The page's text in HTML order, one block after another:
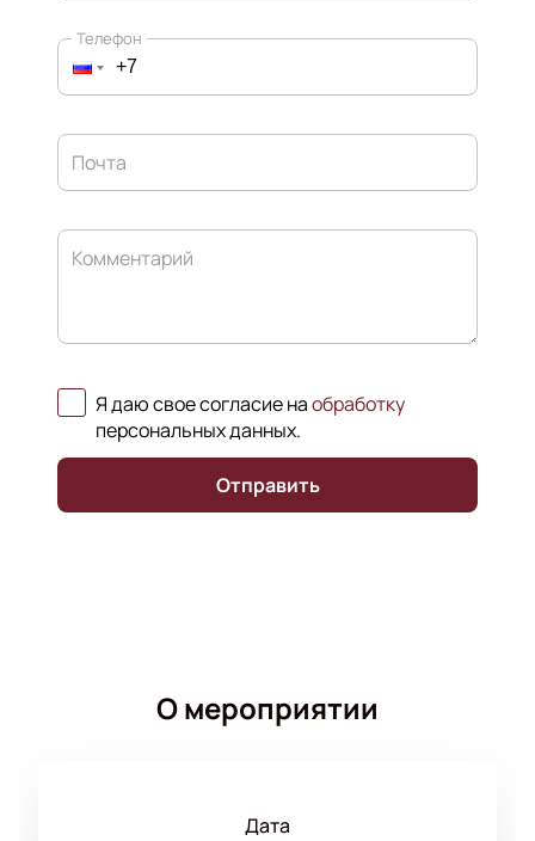
Телефон
Почта
Комментарий
Я даю свое согласие наобработку
персональных данных.
Отправить
О мероприятии
Дата